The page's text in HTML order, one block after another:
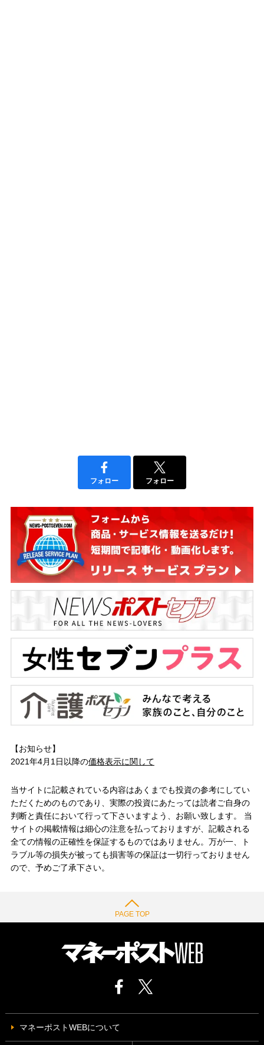
フォロー フォロー
【お知らせ】
2021年4月1日以降の価格表示に関して
当サイトに記載されている内容はあくまでも投資の参考にしてい
ただくためのものであり、実際の投資にあたっては読者ご自身の
判断と責任において行って下さいますよう、お願い致します。 当
サイトの掲載情報は細心の注意を払っておりますが、記載される
全ての情報の正確性を保証するものではありません。万が一、ト
ラブル等の損失が被っても損害等の保証は一切行っておりません
ので、予めご了承下さい。
PAGE TOP
マネーポストWEBについて